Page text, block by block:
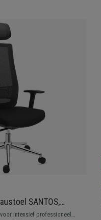
SANTOS,
Gebruik 8 uur,
intensief professioneel